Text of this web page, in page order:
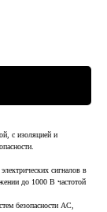
с изоляцией и
сигналов в
до 1000 В частотой
безопасности АС,